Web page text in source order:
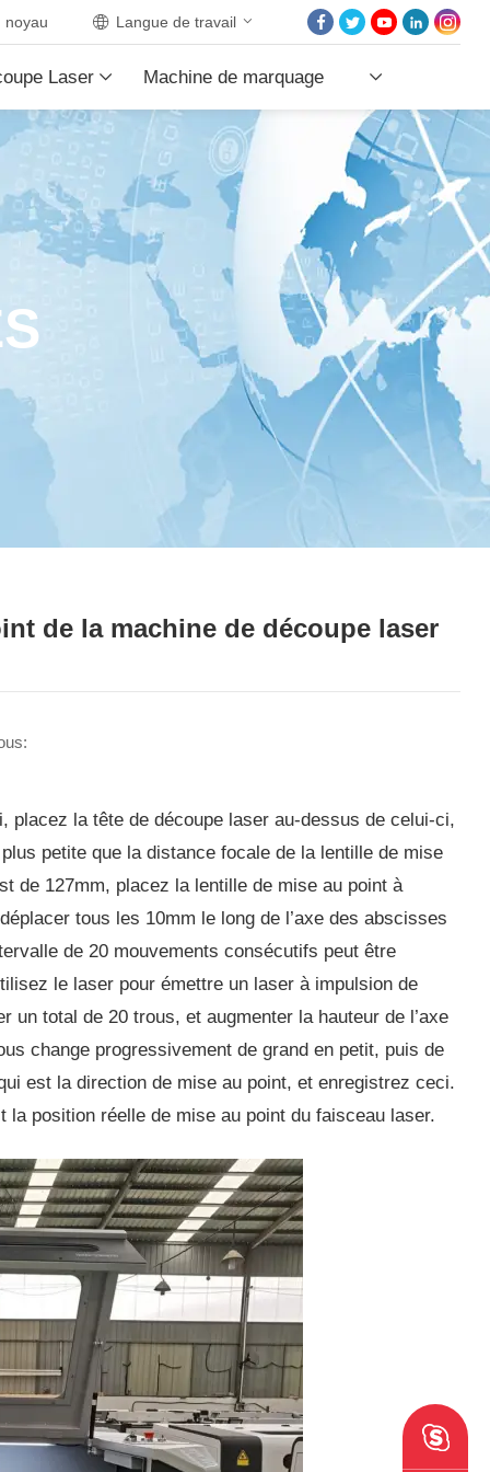
Langue de travail
noyau
Laser Machine de marquage
Laser
ACCUEIL
À PROPOS DE
PRODUITS
LES PROJETS
LES NOUVELLES
CONTACTEZ NOUS
NOYAU
de la machine de découpe laser
placez la tête de découpe laser au-dessus de celui-ci,
petite que la distance focale de la lentille de mise
de 127mm, placez la lentille de mise au point à
tous les 10mm le long de l’axe des abscisses
de 20 mouvements consécutifs peut être
le laser pour émettre un laser à impulsion de
total de 20 trous, et augmenter la hauteur de l’axe
change progressivement de grand en petit, puis de
est la direction de mise au point, et enregistrez ceci.
position réelle de mise au point du faisceau laser.